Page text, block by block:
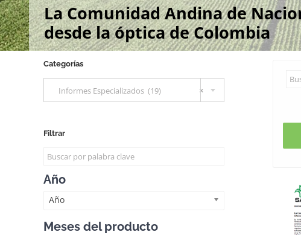
La Comunidad Andina de
desde la óptica de Colombia
Categorías
×
Informes Especializados (19)
Filtrar
Año
Año
Meses del producto